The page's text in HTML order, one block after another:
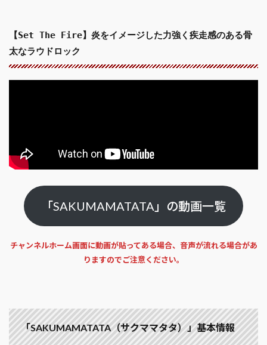
【Set The Fire】炎をイメージした力強く疾走感のある骨
太なラウドロック
「SAKUMAMATATA」の動画一覧
チャンネルホーム画面に動画が貼ってある場合、音声が流れる場合があ
りますのでご注意ください。
「SAKUMAMATATA（サクママタタ）」基本情報